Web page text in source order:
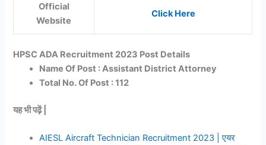
Official
Website
Click Here
HPSC ADA Recruitment 2023 Post Details
Name Of Post : Assistant District Attorney
Total No. Of Post : 112
यह भी पढ़ें |
AIESL Aircraft Technician Recruitment 2023 | एयर